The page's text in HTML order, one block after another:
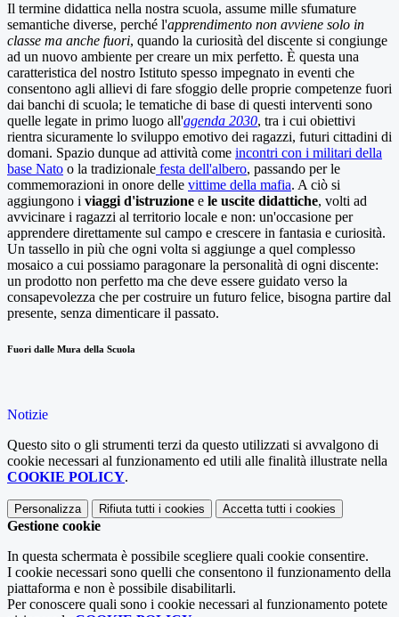
Il termine didattica nella nostra scuola, assume mille sfumature
semantiche diverse, perché l'apprendimento non avviene solo in
classe ma anche fuori, quando la curiosità del discente si congiunge
ad un nuovo ambiente per creare un mix perfetto. È questa una
caratteristica del nostro Istituto spesso impegnato in eventi che
consentono agli allievi di fare sfoggio delle proprie competenze fuori
dai banchi di scuola; le tematiche di base di questi interventi sono
quelle legate in primo luogo all'agenda 2030, tra i cui obiettivi
rientra sicuramente lo sviluppo emotivo dei ragazzi, futuri cittadini di
domani. Spazio dunque ad attività come incontri con i militari della
base Nato o la tradizionale festa dell'albero, passando per le
commemorazioni in onore delle vittime della mafia. A ciò si
aggiungono i viaggi d'istruzione e le uscite didattiche, volti ad
avvicinare i ragazzi al territorio locale e non: un'occasione per
apprendere direttamente sul campo e crescere in fantasia e curiosità.
Un tassello in più che ogni volta si aggiunge a quel complesso
mosaico a cui possiamo paragonare la personalità di ogni discente:
un prodotto non perfetto ma che deve essere guidato verso la
consapevolezza che per costruire un futuro felice, bisogna partire dal
presente, senza dimenticare il passato.
Fuori dalle Mura della Scuola
Notizie
Questo sito o gli strumenti terzi da questo utilizzati si avvalgono di
cookie necessari al funzionamento ed utili alle finalità illustrate nella
COOKIE POLICY.
Personalizza Rifiuta tutti i cookies Accetta tutti i cookies
Gestione cookie
In questa schermata è possibile scegliere quali cookie consentire.
I cookie necessari sono quelli che consentono il funzionamento della
piattaforma e non è possibile disabilitarli.
Per conoscere quali sono i cookie necessari al funzionamento potete